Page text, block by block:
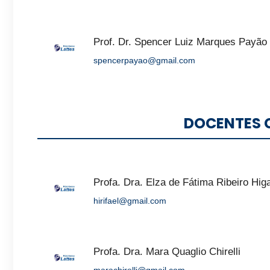
Prof. Dr. Spencer Luiz Marques Payão
spencerpayao@gmail.com
DOCENTES
Profa. Dra. Elza de Fátima Ribeiro
hirifael@gmail.com
Profa. Dra. Mara Quaglio Chirelli